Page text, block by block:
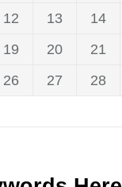
12 13 14
19 20 21
26 27 28